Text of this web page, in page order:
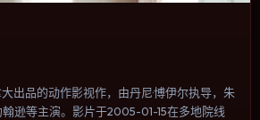
出品的动作影视作，由丹尼·博伊尔执导，朱
翰逊等主演。影片于2005-01-15在多地院线